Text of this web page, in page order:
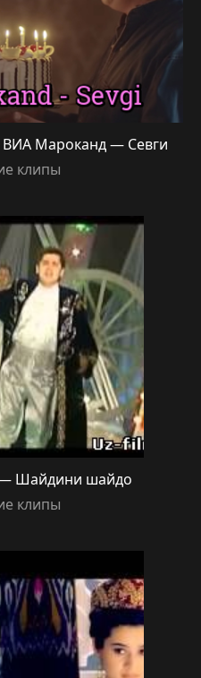
Мароканд — Севги
клипы
Шайдини шайдо
клипы